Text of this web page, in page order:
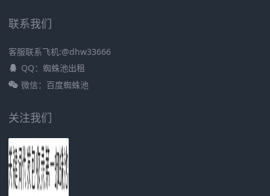
联系我们
客服联系飞机:@dhw33666
QQ：蜘蛛池出租
微信：百度蜘蛛池
关注我们